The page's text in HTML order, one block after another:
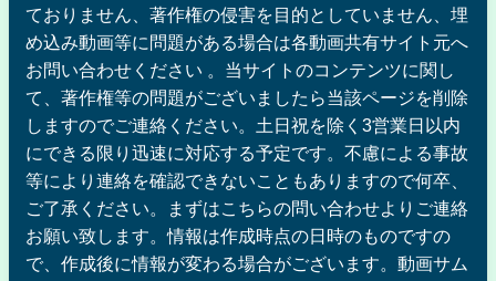
ておりません、著作権の侵害を目的としていません、埋
め込み動画等に問題がある場合は各動画共有サイト元へ
お問い合わせください 。当サイトのコンテンツに関し
て、著作権等の問題がございましたら当該ページを削除
しますのでご連絡ください。土日祝を除く3営業日以内
にできる限り迅速に対応する予定です。不慮による事故
等により連絡を確認できないこともありますので何卒、
ご了承ください。まずはこちらの問い合わせよりご連絡
お願い致します。情報は作成時点の日時のものですの
で、作成後に情報が変わる場合がございます。動画サム